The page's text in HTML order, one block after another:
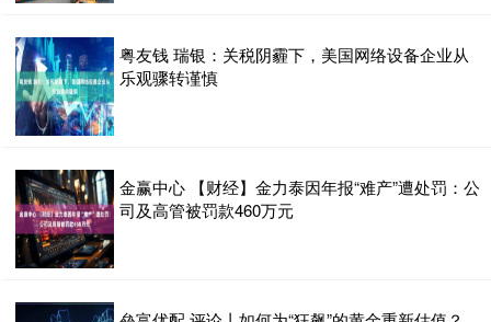
粤友钱 瑞银：关税阴霾下，美国网络设备企业从
乐观骤转谨慎
金赢中心 【财经】金力泰因年报“难产”遭处罚：公
司及高管被罚款460万元